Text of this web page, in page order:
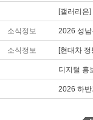
[갤러리은
소식정보 2026 성
소식정보 [현대차
디지털 홍
2026 하반